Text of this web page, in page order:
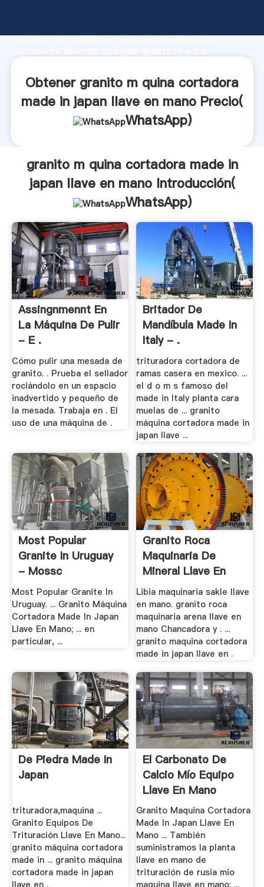
producción, fuerza de investigación avanzada y
crea el valor y aporta valores a todos los clientes.
Obtener granito m quina cortadora
made in japan llave en mano Precio(
WhatsApp)
granito m quina cortadora made in
japan llave en mano Introducción(
WhatsApp)
Assingnmennt En
La Máquina De Pulir
- E .
Cómo pulir una mesada de
granito. . Prueba el sellador
rociándolo en un espacio
inadvertido y pequeño de
la mesada. Trabaja en . El
uso de una máquina de .
Britador De
Mandíbula Made In
Italy - .
trituradora cortadora de
ramas casera en mexico. ...
el d o m s famoso del
made in Italy planta cara
muelas de ... granito
máquina cortadora made in
japan llave ...
Most Popular
Granite In Uruguay
- Mossc
Most Popular Granite In
Uruguay. ... Granito Máquina
Cortadora Made In Japan
Llave En Mano; ... en
particular, ...
Granito Roca
Maquinaria De
Mineral Llave En
Mano .
Libia maquinaria sakle llave
en mano. granito roca
maquinaria arena llave en
mano Chancadora y . ...
granito maquina cortadora
made in japan llave en .
De Piedra Made In
Japan
trituradora,maquina ...
Granito Equipos De
Trituración Llave En Mano...
granito máquina cortadora
made in ... granito máquina
cortadora made in japan
El Carbonato De
Calcio Mío Equipo
Llave En Mano
Granito Maquina Cortadora
Made In Japan Llave En
Mano ... También
suministramos la planta
llave en mano de
trituración de rusia mio